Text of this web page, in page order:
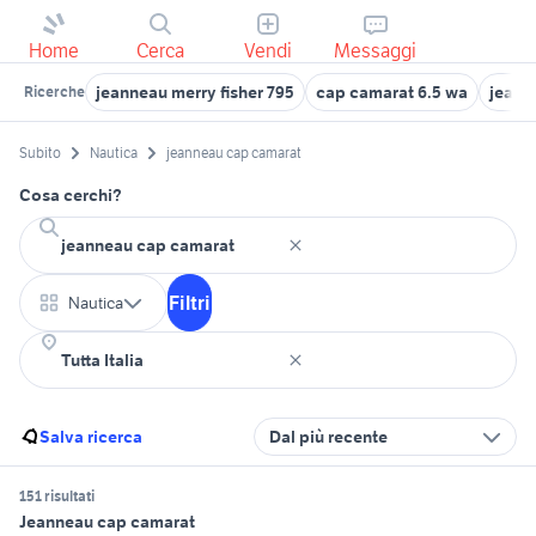
Home Cerca Vendi Messaggi
Ricerche jeanneau merry fisher 795 cap camarat 6.5 wa
Subito Nautica jeanneau cap camarat
Cosa cerchi?
Nautica Filtri
Salva ricerca Dal più recente
151 risultati
Jeanneau cap camarat